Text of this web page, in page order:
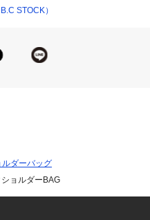
leather(合皮)を素材
、好評を得ています。
STOCK）
ルダーバッグ
ショルダーBAG